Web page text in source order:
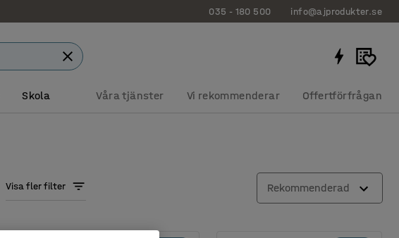
035 - 180 500 info@ajprodukter.se
Skola Våra tjänster Vi rekommenderar Offertförfrågan
Visa fler filter Rekommenderad